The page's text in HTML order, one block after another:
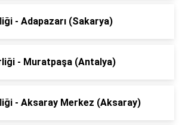
- Adapazarı (Sakarya)
- Muratpaşa (Antalya)
- Aksaray Merkez (Aksaray)